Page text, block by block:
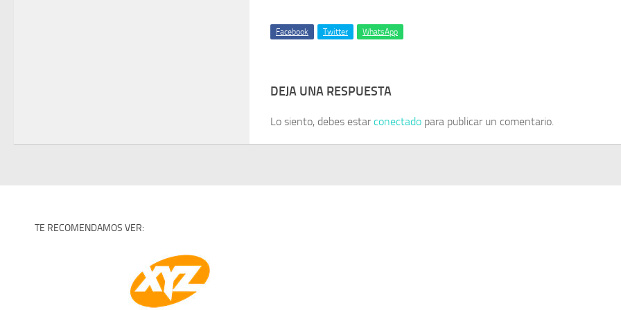
Facebook Twitter WhatsApp
DEJA UNA RESPUESTA
Lo siento, debes estarconectado para publicar un comentario.
TE RECOMENDAMOS VER: